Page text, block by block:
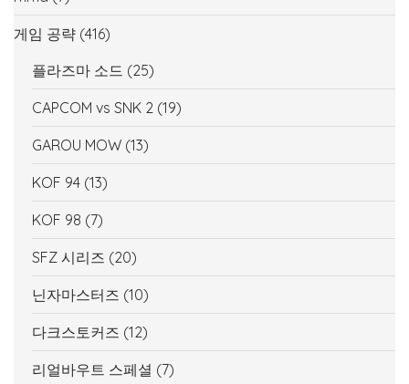
게임 공략 (416)
플라즈마 소드 (25)
CAPCOM vs SNK 2 (19)
GAROU MOW (13)
KOF 94 (13)
KOF 98 (7)
SFZ 시리즈 (20)
닌자마스터즈 (10)
다크스토커즈 (12)
리얼바우트 스페셜 (7)